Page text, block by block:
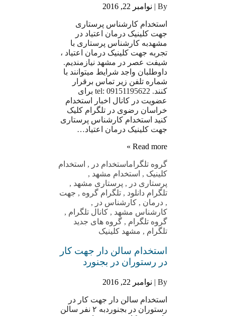
By | نوامبر 22, 2016
استخدام کارشناس پرستاری
جهت کلینیک درمان اعتیاد در
مشهدبه کارشناس پرستاری با
تجربه جهت کلینیک درمان اعتیاد ،
شیفت عصر در مشهد نیازمندیم.
داوطلبان واجد شرایط میتوانند با
شماره تلفن زیر تماس برقرار
کنند. tel: 09151195622 برای
عضویت در کانال اخبار استخدام
خراسان رضوی در تلگرام کلیک
کنید استخدام کارشناس پرستاری
جهت کلینیک درمان اعتیاد…
Read more »
گروه تلگراماستخدام در , استخدام
کلینیک , استخدام مشهد ,
پرستاری در , پرستاری مشهد ,
تلگرام دانلود , تلگرام گروه , جهت
, درمان , کارشناس در ,
کارشناس مشهد , کانال تلگرام ,
گروه تلگرام , گروه های جدید
تلگرام , مشهد کلینیک
استخدام سالن دار جهت کار
در رستوران در بجنورد
By | نوامبر 22, 2016
استخدام سالن دار جهت کار در
رستوران در بجنوردبه ۲ نفر سالن